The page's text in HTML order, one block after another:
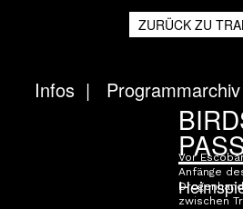
ZURÜCK ZU
Infos Programmarchiv
Vor
Anfänge
zwischen